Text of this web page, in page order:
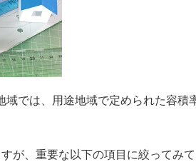
では、用途地域で定められた容積
が、重要な以下の項目に絞ってみて